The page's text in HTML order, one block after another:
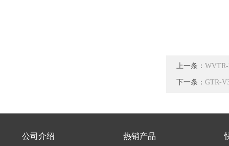
上一条：
下一条： GTR-
公司介绍 热销产品